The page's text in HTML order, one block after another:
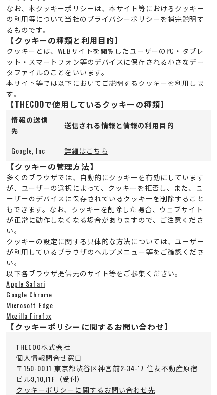
なお、本クッキーポリシーは、本サイト等におけるクッキー
の利用等について当社のプライバシーポリシーを補完説明す
るものです。
【クッキーの種類と利用目的】
クッキーとは、WEBサイトを閲覧したユーザーのPC・タブレ
ット・スマートフォン等のデバイスに保存される小さなデー
タファイルのことをいいます。
本サイト等では以下においてご説明するクッキーを利用しま
す。
【THECOOで使用しているクッキーの種類】
情報の送信
先
送信される情報と情報の利用目的
Google, Inc. 詳細はこちら
【クッキーの管理方法】
多くのブラウザでは、自動的にクッキーを有効にしています
が、ユーザーの選択によって、クッキーを拒否し、また、ユ
ーザーのデバイスに保存されているクッキーを削除すること
もできます。なお、クッキーを削除した場合、ウェブサイト
が正常に動作しなくなる場合がありますので、ご注意くださ
い。
クッキーの設定に関する具体的な方法については、ユーザー
が利用しているブラウザのヘルプメニュー等をご確認くださ
い。
以下各ブラウザ提供元のサイト等をご参集ください。
Apple Safari
Google Chrome
Microsoft Edge
Mozilla Firefox
【クッキーポリシーに関するお問い合わせ】
THECOO株式会社
個人情報問合せ窓口
〒150-0001 東京都渋谷区神宮前2-34-17 住友不動産原宿
ビル9,10,11F（受付）
クッキーポリシーに関するお問い合わせ先